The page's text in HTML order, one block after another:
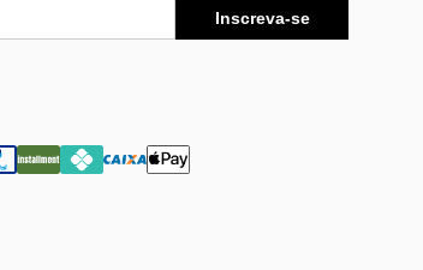
Inscreva-se